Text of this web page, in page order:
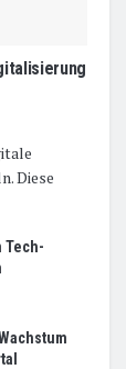
Diese
Tech-